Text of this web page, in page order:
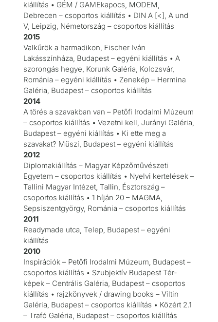
kiállítás • GÉM / GAMEkapocs, MODEM,
Debrecen – csoportos kiállítás • DIN A [<], A und
V, Leipzig, Németország – csoportos kiállítás
2015
Valkűrök a harmadikon, Fischer Iván
Lakásszínháza, Budapest – egyéni kiállítás • A
szorongás hegye, Korunk Galéria, Kolozsvár,
Románia – egyéni kiállítás • Zenekép – Hermina
Galéria, Budapest – csoportos kiállítás
2014
A törés a szavakban van – Petőfi Irodalmi Múzeum
– csoportos kiállítás • Vezetni kell, Jurányi Galéria,
Budapest – egyéni kiállítás • Ki ette meg a
szavakat? Müszi, Budapest – egyéni kiállítás
2012
Diplomakiállítás – Magyar Képzőművészeti
Egyetem – csoportos kiállítás • Nyelvi kertelések –
Tallini Magyar Intézet, Tallin, Észtország –
csoportos kiállítás • 1 híján 20 – MAGMA,
Sepsiszentgyörgy, Románia – csoportos kiállítás
2011
Readymade utca, Telep, Budapest – egyéni
kiállítás
2010
Inspirációk – Petőfi Irodalmi Múzeum, Budapest –
csoportos kiállítás • Szubjektív Budapest Tér-
képek – Centrális Galéria, Budapest – csoportos
kiállítás • rajzkönyvek / drawing books – Viltin
Galéria, Budapest – csoportos kiállítás • Közért 2.1
– Trafó Galéria, Budapest – csoportos kiállítás